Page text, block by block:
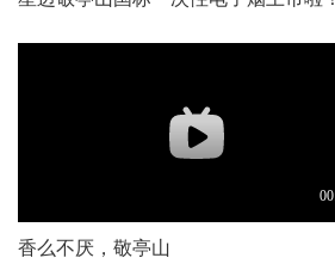
香么不厌，敬亭山